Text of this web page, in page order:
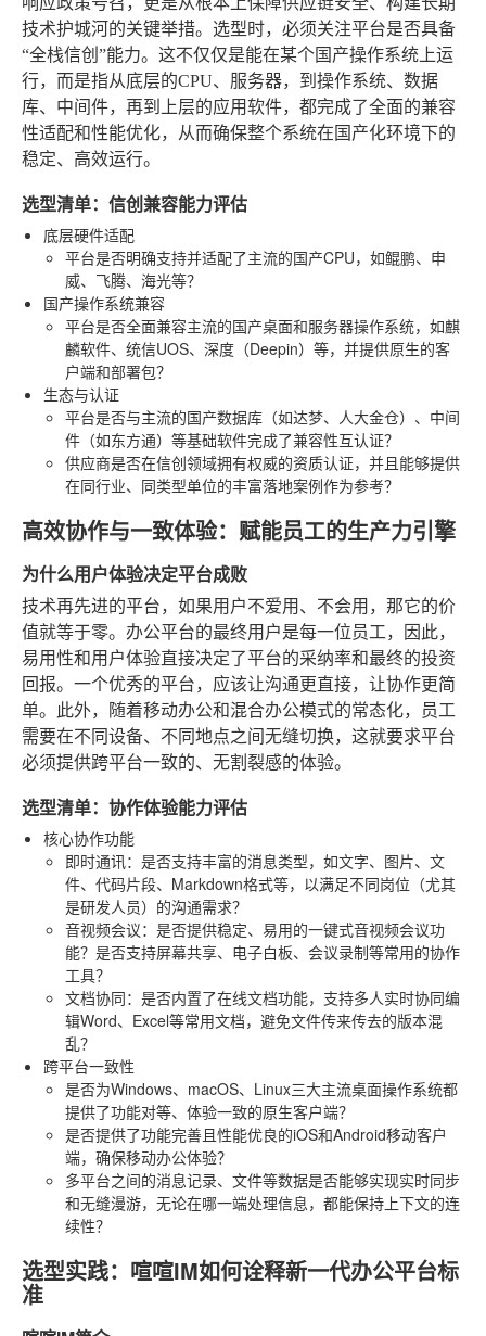
技术护城河的关键举措。选型时，必须关注平台是否具备
“全栈信创”能力。这不仅仅是能在某个国产操作系统上运
行，而是指从底层的CPU、服务器，到操作系统、数据
库、中间件，再到上层的应用软件，都完成了全面的兼容
性适配和性能优化，从而确保整个系统在国产化环境下的
稳定、高效运行。
选型清单：信创兼容能力评估
底层硬件适配
平台是否明确支持并适配了主流的国产CPU，如鲲鹏、申
威、飞腾、海光等？
国产操作系统兼容
平台是否全面兼容主流的国产桌面和服务器操作系统，如麒
麟软件、统信UOS、深度（Deepin）等，并提供原生的客
户端和部署包？
生态与认证
平台是否与主流的国产数据库（如达梦、人大金仓）、中间
件（如东方通）等基础软件完成了兼容性互认证？
供应商是否在信创领域拥有权威的资质认证，并且能够提供
在同行业、同类型单位的丰富落地案例作为参考？
高效协作与一致体验：赋能员工的生产力引擎
为什么用户体验决定平台成败
技术再先进的平台，如果用户不爱用、不会用，那它的价
值就等于零。办公平台的最终用户是每一位员工，因此，
易用性和用户体验直接决定了平台的采纳率和最终的投资
回报。一个优秀的平台，应该让沟通更直接，让协作更简
单。此外，随着移动办公和混合办公模式的常态化，员工
需要在不同设备、不同地点之间无缝切换，这就要求平台
必须提供跨平台一致的、无割裂感的体验。
选型清单：协作体验能力评估
核心协作功能
即时通讯：是否支持丰富的消息类型，如文字、图片、文
件、代码片段、Markdown格式等，以满足不同岗位（尤其
是研发人员）的沟通需求？
音视频会议：是否提供稳定、易用的一键式音视频会议功
能？是否支持屏幕共享、电子白板、会议录制等常用的协作
工具？
文档协同：是否内置了在线文档功能，支持多人实时协同编
辑Word、Excel等常用文档，避免文件传来传去的版本混
乱？
跨平台一致性
是否为Windows、macOS、Linux三大主流桌面操作系统都
提供了功能对等、体验一致的原生客户端？
是否提供了功能完善且性能优良的iOS和Android移动客户
端，确保移动办公体验？
多平台之间的消息记录、文件等数据是否能够实现实时同步
和无缝漫游，无论在哪一端处理信息，都能保持上下文的连
续性？
选型实践：喧喧IM如何诠释新一代办公平台标
准